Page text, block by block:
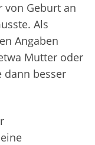
von Geburt an
Als
Angaben
Mutter oder
dann besser